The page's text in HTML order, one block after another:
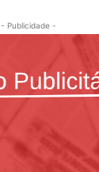
- Publicidade -